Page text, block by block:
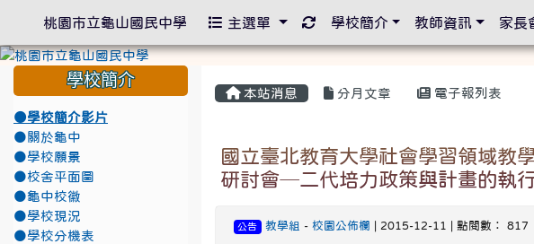
本站消息 分月文章 電子報列表
國立臺北教育大學社會學習領域教
研討會─二代培力政策與計畫的執行
公告 教學組 - 校園公佈欄 | 2015-12-11 | 點閱數： 817
學校簡介
●學校簡介影片
●關於龜中
●學校願景
●校舍平面圖
●龜中校徽
●學校現況
●學校分機表
桃園市立龜山國民中學 主選單 重新取得佈景設定
學校簡介 教師資訊 家長